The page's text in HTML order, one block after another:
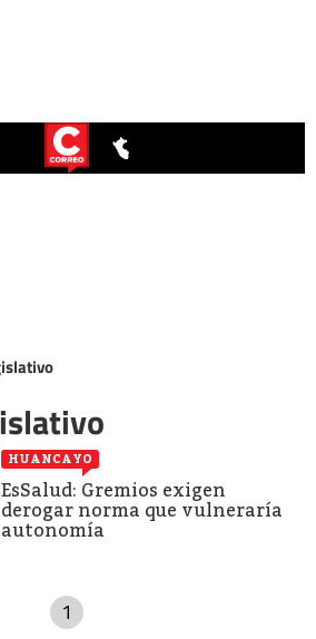
HUANCAYO
EsSalud: Gremios exigen
derogar norma que vulneraría
autonomía
1